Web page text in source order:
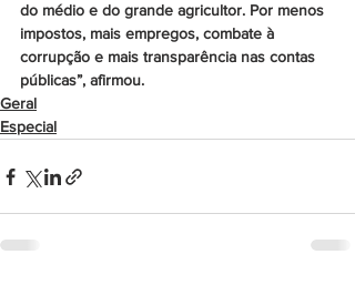
do médio e do grande agricultor. Por menos
impostos, mais empregos, combate à
corrupção e mais transparência nas contas
públicas”, afirmou.
Geral
Especial